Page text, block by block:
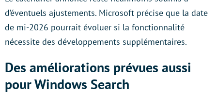
d’éventuels ajustements. Microsoft précise que la date
de mi-2026 pourrait évoluer si la fonctionnalité
nécessite des développements supplémentaires.
Des améliorations prévues aussi
pour Windows Search